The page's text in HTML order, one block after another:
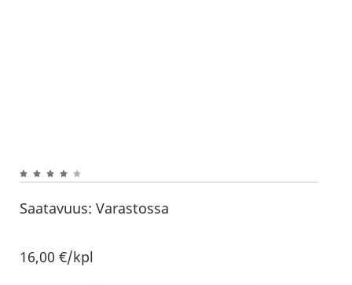
Saatavuus: Varastossa
16,00€/kpl